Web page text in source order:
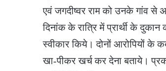
एवं जगदीष्वर राम को उनके गांव
दिनांक के रात्रि में प्रार्थी के
स्वीकार किये। दोनों आरोपियों के
खा-पीकर खर्च कर देना बताये।